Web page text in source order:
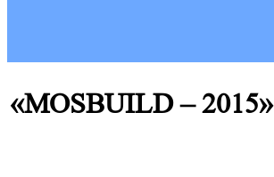
«MOSBUILD – 2015»